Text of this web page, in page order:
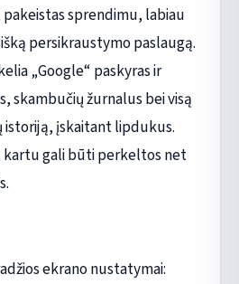
sprendimu, labiau
persikraustymo paslaugą.
„Google“ paskyras ir
skambučių žurnalus bei visą
istoriją, įskaitant lipdukus.
kartu gali būti perkeltos net
ekrano nustatymai: